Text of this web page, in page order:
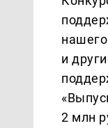
и
2 млн